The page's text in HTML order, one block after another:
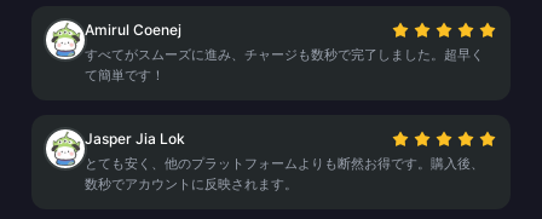
Amirul Coenej
すべてがスムーズに進み、チャージも数秒で完了しました。超早く
て簡単です！
Jasper Jia Lok
とても安く、他のプラットフォームよりも断然お得です。購入後、
数秒でアカウントに反映されます。